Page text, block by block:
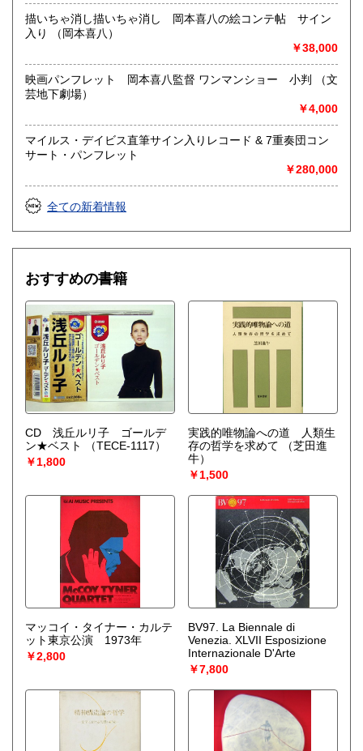
書籍の買取について
店頭買取り、出張買取りを承っております。
お気軽にご相談下さい。
取り扱い分野
一般（その他）
アナログ・レコードやCDなどの音楽・音声・映像メディア
描いちゃ消し描いちゃ消し 岡本喜八の絵コンテ帖 サイン
入り （岡本喜八）
￥38,000
映画パンフレット 岡本喜八監督 ワンマンショー 小判 （文
芸地下劇場）
￥4,000
マイルス・デイビス直筆サイン入りレコード & 7重奏団コン
サート・パンフレット
￥280,000
全ての新着情報
おすすめの書籍
CD 浅丘ルリ子 ゴールデ
ン★ベスト
（TECE-1117）
￥1,800
実践的唯物論への道 人類生
存の哲学を求めて
（芝田進
牛）
￥1,500
マッコイ・タイナー・カルテ
ット東京公演 1973年
￥2,800
BV97. La Biennale di
Venezia. XLVII Esposizione
Internazionale D'Arte
￥7,800